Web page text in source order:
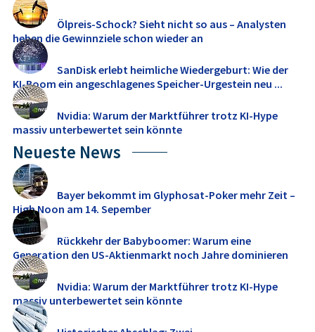
Ölpreis-Schock? Sieht nicht so aus – Analysten
heben die Gewinnziele schon wieder an
SanDisk erlebt heimliche Wiedergeburt: Wie der
KI-Boom ein angeschlagenes Speicher-Urgestein neu ...
Nvidia: Warum der Marktführer trotz KI-Hype
massiv unterbewertet sein könnte
Neueste News
Bayer bekommt im Glyphosat-Poker mehr Zeit –
High Noon am 14. Sepember
Rückkehr der Babyboomer: Warum eine
Generation den US-Aktienmarkt noch Jahre dominieren
dürfte
Nvidia: Warum der Marktführer trotz KI-Hype
massiv unterbewertet sein könnte